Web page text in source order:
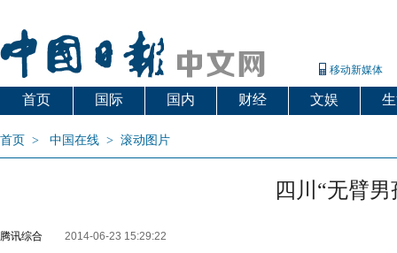
移动新媒体
首页 国际 国内 财经 文娱
首页 > 中国在线 > 滚动图片
四川“无臂
腾讯综合 2014-06-23 15:29:22